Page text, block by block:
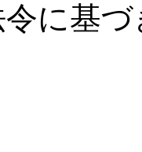
に基